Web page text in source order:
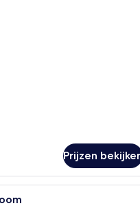
Prijzen
Luxe beddengoed, pillowtop-